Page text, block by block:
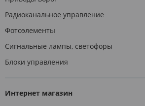
Радиоканальное управление
Фотоэлементы
Сигнальные лампы, светофоры
Блоки управления
Интернет магазин